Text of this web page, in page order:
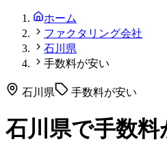
ホーム
ファクタリング会社
石川県
手数料が安い
石川県 手数料が安い
石川県で手数料